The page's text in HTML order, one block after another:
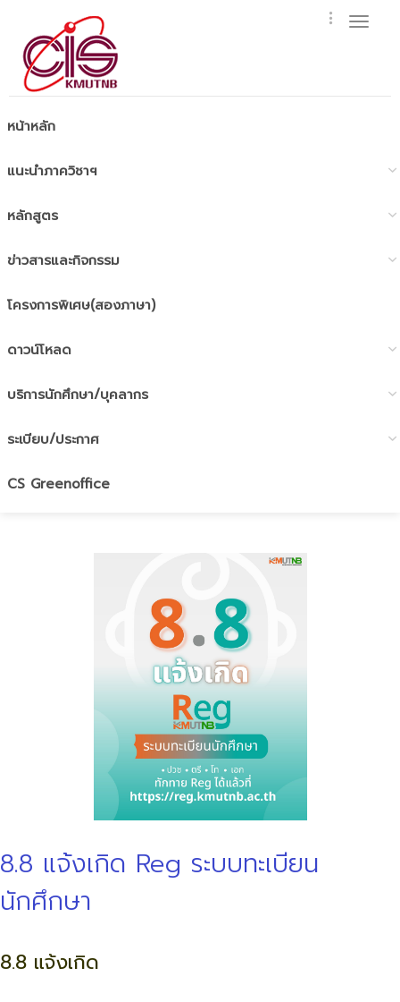
หน้าหลัก
แนะนำภาควิชาฯ
หลักสูตร
ข่าวสารและกิจกรรม
โครงการพิเศษ(สองภาษา)
ดาวน์โหลด
บริการนักศึกษา/บุคลากร
ระเบียบ/ประกาศ
CS Greenoffice
8.8 แจ้งเกิด Reg ระบบทะเบียน
นักศึกษา
8.8 แจ้งเกิด